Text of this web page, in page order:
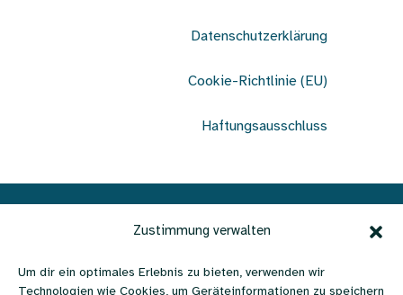
Zustimmung verwalten
Um dir ein optimales Erlebnis zu bieten, verwenden wir
Technologien wie Cookies, um Geräteinformationen zu speichern
Datenschutzerklärung
Cookie-Richtlinie (EU)
Haftungsausschluss
Verein Ohrenschmaus | c/o
Büro Lebenshilfe |